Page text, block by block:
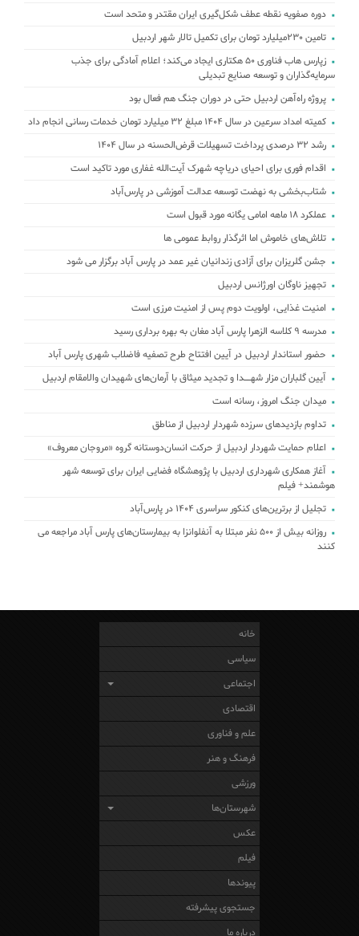
دوره صفویه نقطه عطف شکل‌گیری ایران مقتدر و متحد است
تامین ۲۳۰میلیارد تومان برای تکمیل تالار شهر اردبیل
زپارس هاب فناوری ۵۰ هکتاری ایجاد می‌کند؛ اعلام آمادگی برای جذب
سرمایه‌گذاران و توسعه صنایع تبدیلی
پروژه راه‌آهن اردبیل حتی در دوران جنگ هم فعال بود
کمیته امداد سرعین در سال 1404 مبلغ 32 میلیارد تومان خدمات رسانی انجام داد
رشد ۳۲ درصدی پرداخت تسهیلات قرض‌الحسنه در سال ۱۴۰۴
اقدام فوری برای احیای دریاچه شهرک آیت‌الله غفاری مورد تاکید است
شتاب‌بخشی به نهضت توسعه عدالت آموزشی در پارس‌آباد
عملکرد ۱۸ ماهه امامی یگانه مورد قبول است
تلاش‌های خاموش اما اثرگذار روابط عمومی ها
جشن گلریزان برای آزادی زندانیان غیر عمد در پارس آباد برگزار می شود
تجهیز ناوگان اورژانس اردبیل
امنیت غذایی، اولویت دوم پس از امنیت مرزی است
مدرسه ۹ کلاسه الزهرا پارس آباد مغان به بهره برداری رسید
حضور استاندار اردبیل در آیین افتتاح طرح تصفیه فاضلاب شهری پارس آباد
آیین گلباران مزار شهــدا و تجدید میثاق با آرمان‌های شهیدان والامقام اردبیل
میدان جنگ امروز، رسانه است
تداوم بازدیدهای سرزده شهردار اردبیل از مناطق
اعلام حمایت شهردار اردبیل از حرکت انسان‌دوستانه گروه «مروجان معروف»
آغاز همکاری شهرداری اردبیل با پژوهشگاه فضایی ایران برای توسعه شهر
هوشمند+ فیلم
تجلیل از برترین‌های کنکور سراسری ۱۴۰۴ در پارس‌آباد
روزانه بیش از ۵۰۰ نفر مبتلا به آنفلوانزا به بیمارستان‌های پارس آباد مراجعه می
کنند
خانه
سیاسی
اجتماعی
اقتصادی
علم و فناوری
فرهنگ و هنر
ورزشی
شهرستان‌ها
عکس
فیلم
پیوندها
جستجوی پیشرفته
درباره ما